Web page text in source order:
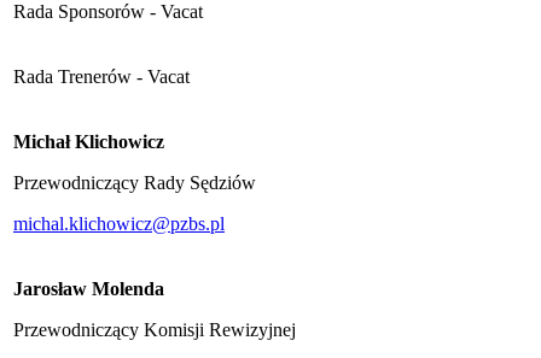
Rada Sponsorów - Vacat
Rada Trenerów - Vacat
Michał Klichowicz
Przewodniczący Rady Sędziów
michal.klichowicz@pzbs.pl
Jarosław Molenda
Przewodniczący Komisji Rewizyjnej